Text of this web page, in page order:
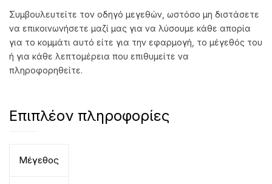
Συμβουλευτείτε τον οδηγό μεγεθών, ωστόσο μη διστάσετε
να επικοινωνήσετε μαζί μας για να λύσουμε κάθε απορία
για το κομμάτι αυτό είτε για την εφαρμογή, το μέγεθός του
ή για κάθε λεπτομέρεια που επιθυμείτε να
πληροφορηθείτε.
Επιπλέον πληροφορίες
Μέγεθος